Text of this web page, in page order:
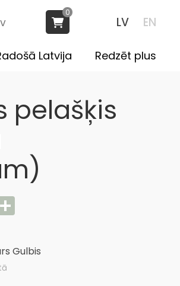
LV EN
0
Redzēt plus
Latvija
pelašķis
Link
Share
Gulbis